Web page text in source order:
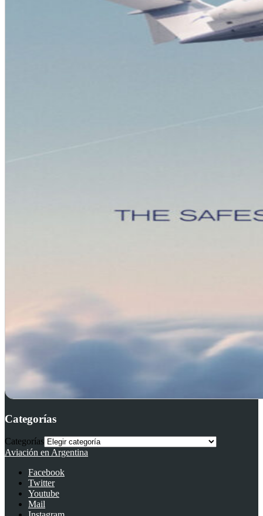
Categorías
Categorías
Aviación en Argentina
Facebook
Twitter
Youtube
Mail